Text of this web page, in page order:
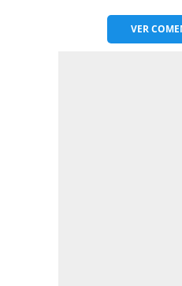
VER